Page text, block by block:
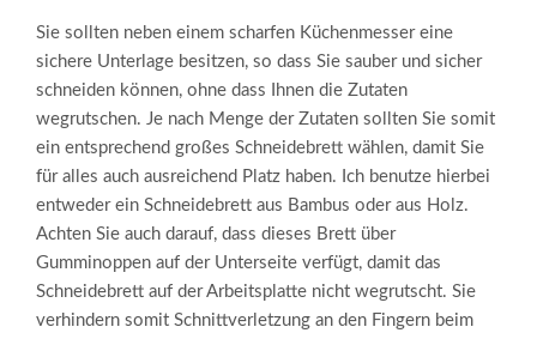
Sie sollten neben einem scharfen Küchenmesser eine
sichere Unterlage besitzen, so dass Sie sauber und sicher
schneiden können, ohne dass Ihnen die Zutaten
wegrutschen. Je nach Menge der Zutaten sollten Sie somit
ein entsprechend großes Schneidebrett wählen, damit Sie
für alles auch ausreichend Platz haben. Ich benutze hierbei
entweder ein Schneidebrett aus Bambus oder aus Holz.
Achten Sie auch darauf, dass dieses Brett über
Gumminoppen auf der Unterseite verfügt, damit das
Schneidebrett auf der Arbeitsplatte nicht wegrutscht. Sie
verhindern somit Schnittverletzung an den Fingern beim